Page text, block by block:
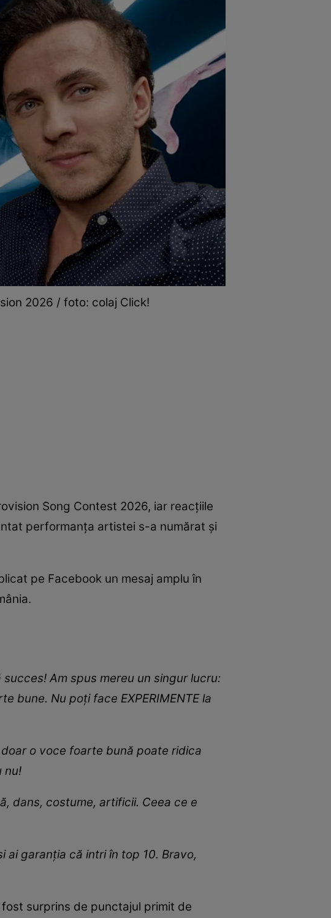
2026 / foto: colaj Click!
Song Contest 2026, iar reacțiile
performanța artistei s-a numărat și
pe Facebook un mesaj amplu în
Am spus mereu un singur lucru:
bune. Nu poți face EXPERIMENTE la
o voce foarte bună poate ridica
nu!
dans, costume, artificii. Ceea ce e
garanția că intri în top 10. Bravo,
surprins de punctajul primit de